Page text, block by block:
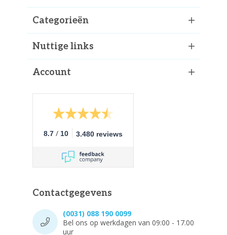
Categorieën
Nuttige links
Account
8.7 / 10 3.480 reviews
Contactgegevens
(0031) 088 190 0099
Bel ons op werkdagen van 09:00 - 17.00
uur